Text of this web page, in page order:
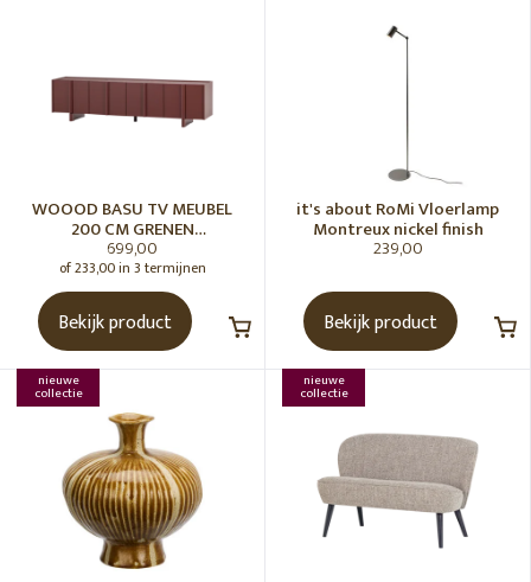
WOOOD BASU TV MEUBEL
200 CM GRENEN
BORDEAUXROOD [fsc]
699,00
of 233,00 in 3 termijnen
Bekijk product
it's about RoMi Vloerlamp
Montreux nickel finish
239,00
Bekijk product
nieuwe
collectie
nieuwe
collectie